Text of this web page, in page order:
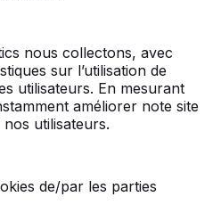
nous collectons, avec
sur l’utilisation de
utilisateurs. En mesurant
améliorer note site
nos utilisateurs.
de/par les parties